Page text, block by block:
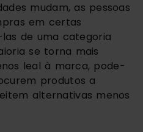
mudam, as pessoas
em certas
de uma categoria
se torna mais
leal à marca, pode-
produtos a
alternativas menos